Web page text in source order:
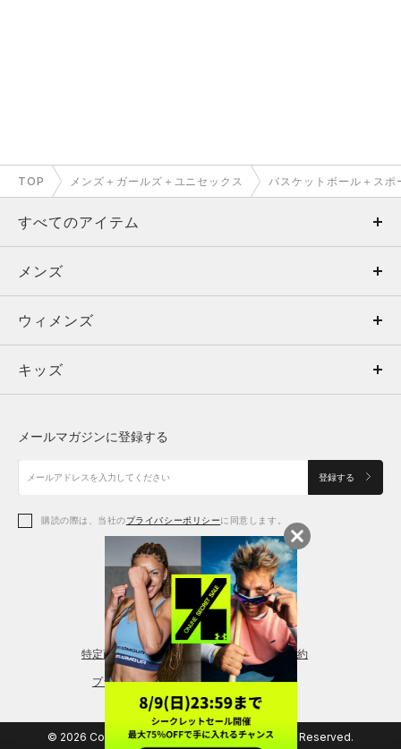
TOP メンズ＋ガールズ＋ユニセックス バスケットボール＋ス
すべてのアイテム
メンズ
ウィメンズ
キッズ
アクセサリー
メンズ
トップス
ボトムス
アクセサリー
ウィメンズ
トップス
シューズ
アクセサリー
レギンス＆タイツ
キッズ
シューズ
メールマガジンに登録する
登録する
購読の際は、当社のプライバシーポリシーに同意します。
特定商取引法に基づく通販の表記 会員規約
プライバシーポリシー
© 2026 Copyright DOME Corporation. All Rights Reserved.